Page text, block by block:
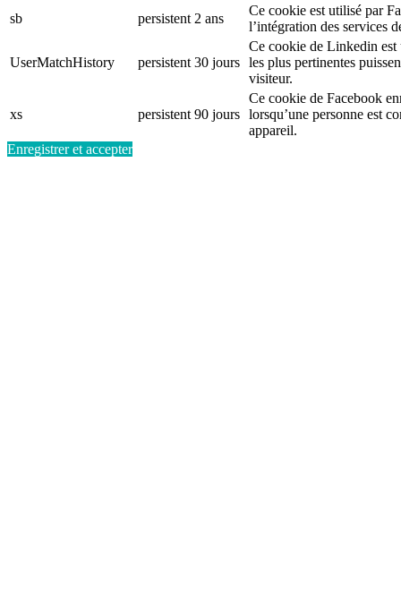
sb
persistent 2 ans
Ce cookie est utilisé par
l’intégration des services
UserMatchHistory persistent 30 jours
Ce cookie de Linkedin
les plus pertinentes
visiteur.
xs persistent 90 jours
Ce cookie de Facebook
lorsqu’une personne est
appareil.
Enregistrer et accepter